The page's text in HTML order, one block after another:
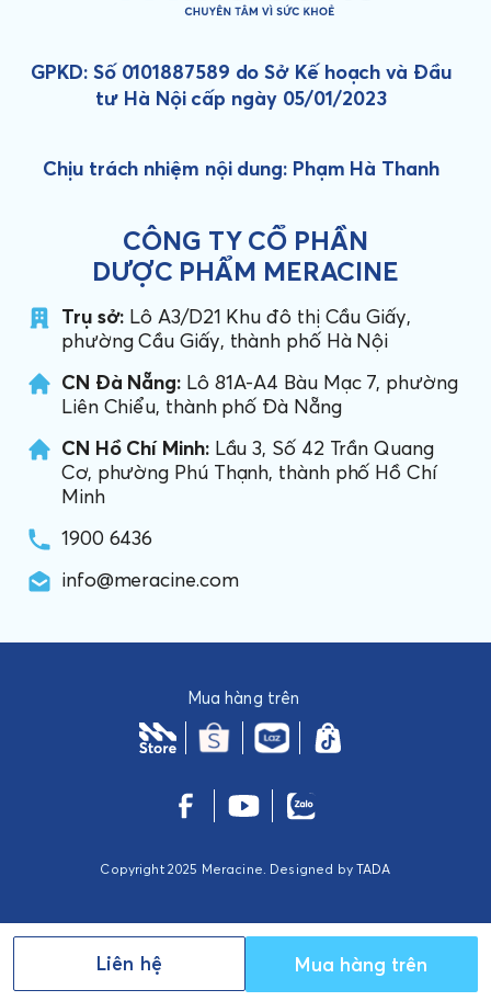
GPKD: Số 0101887589 do Sở Kế hoạch và Đầu
tư Hà Nội cấp ngày 05/01/2023
Chịu trách nhiệm nội dung: Phạm Hà Thanh
CÔNG TY CỔ PHẦN
DƯỢC PHẨM MERACINE
Trụ sở: Lô A3/D21 Khu đô thị Cầu Giấy,
phường Cầu Giấy, thành phố Hà Nội
CN Đà Nẵng: Lô 81A-A4 Bàu Mạc 7, phường
Liên Chiểu, thành phố Đà Nẵng
CN Hồ Chí Minh:Lầu 3, Số 42 Trần Quang
Cơ, phường Phú Thạnh, thành phố Hồ Chí
Minh
1900 6436
info@meracine.com
Copyright 2025 Meracine. Designed by TADA
Mua hàng trên
Liên hệ Mua hàng trên